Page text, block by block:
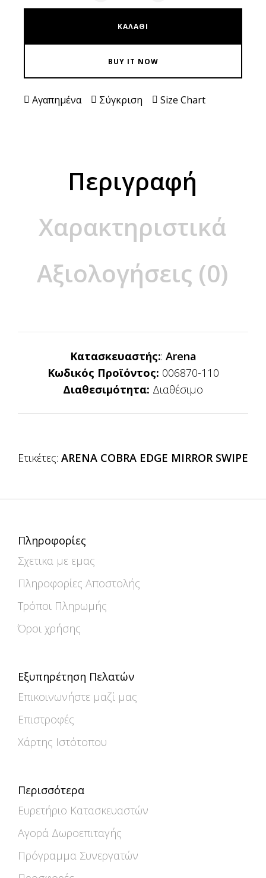
ΚΑΛΆΘΙ
BUY IT NOW
Αγαπημένα Σύγκριση Size Chart
Περιγραφή
Χαρακτηριστικά
Αξιολογήσεις (0)
Κατασκευαστής:: Arena
Κωδικός Προϊόντος: 006870-110
Διαθεσιμότητα: Διαθέσιμο
Ετικέτες: ARENA COBRA EDGE MIRROR SWIPE
Πληροφορίες
Σχετικα με εμας
Πληροφορίες Αποστολής
Τρόποι Πληρωμής
Όροι χρήσης
Εξυπηρέτηση Πελατών
Επικοινωνήστε μαζί μας
Επιστροφές
Χάρτης Ιστότοπου
Περισσότερα
Ευρετήριο Κατασκευαστών
Αγορά Δωροεπιταγής
Πρόγραμμα Συνεργατών